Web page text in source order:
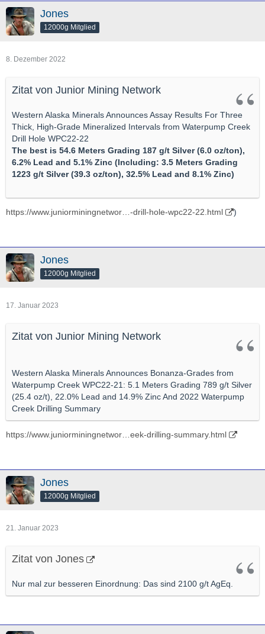
Jones
12000g Mitglied
8. Dezember 2022
Zitat von Junior Mining Network
Western Alaska Minerals Announces Assay Results For Three
Thick, High-Grade Mineralized Intervals from Waterpump Creek
Drill Hole WPC22-22
The best is 54.6 Meters Grading 187 g/t Silver (6.0 oz/ton),
6.2% Lead and 5.1% Zinc (Including: 3.5 Meters Grading
1223 g/t Silver (39.3 oz/ton), 32.5% Lead and 8.1% Zinc)
https://www.juniorminingnetwor…-drill-hole-wpc22-22.html )
Jones
12000g Mitglied
17. Januar 2023
Zitat von Junior Mining Network
Western Alaska Minerals Announces Bonanza-Grades from
Waterpump Creek WPC22-21: 5.1 Meters Grading 789 g/t Silver
(25.4 oz/t), 22.0% Lead and 14.9% Zinc And 2022 Waterpump
Creek Drilling Summary
https://www.juniorminingnetwor…eek-drilling-summary.html
Jones
12000g Mitglied
21. Januar 2023
Zitat von Jones
Nur mal zur besseren Einordnung: Das sind 2100 g/t AgEq.